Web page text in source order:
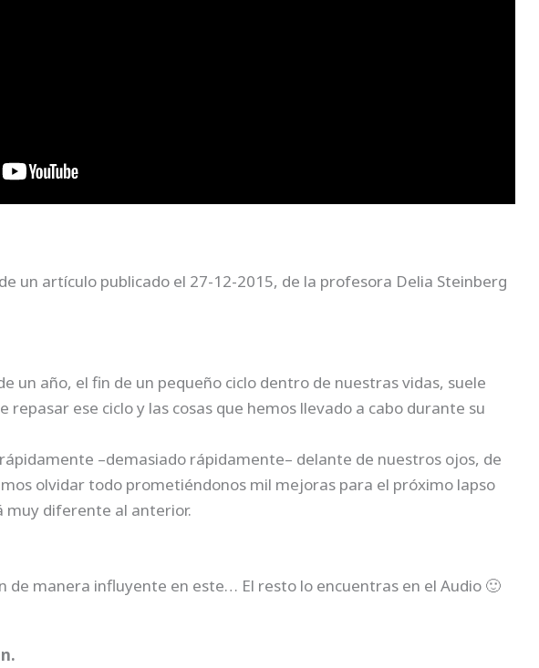
un artículo publicado el 27-12-2015, de la profesora Delia Steinberg
un año, el fin de un pequeño ciclo dentro de nuestras vidas, suele
repasar ese ciclo y las cosas que hemos llevado a cabo durante su
–demasiado rápidamente– delante de nuestros ojos, de
olvidar todo prometiéndonos mil mejoras para el próximo lapso
muy diferente al anterior.
de manera influyente en este… El resto lo encuentras en el Audio 🙂